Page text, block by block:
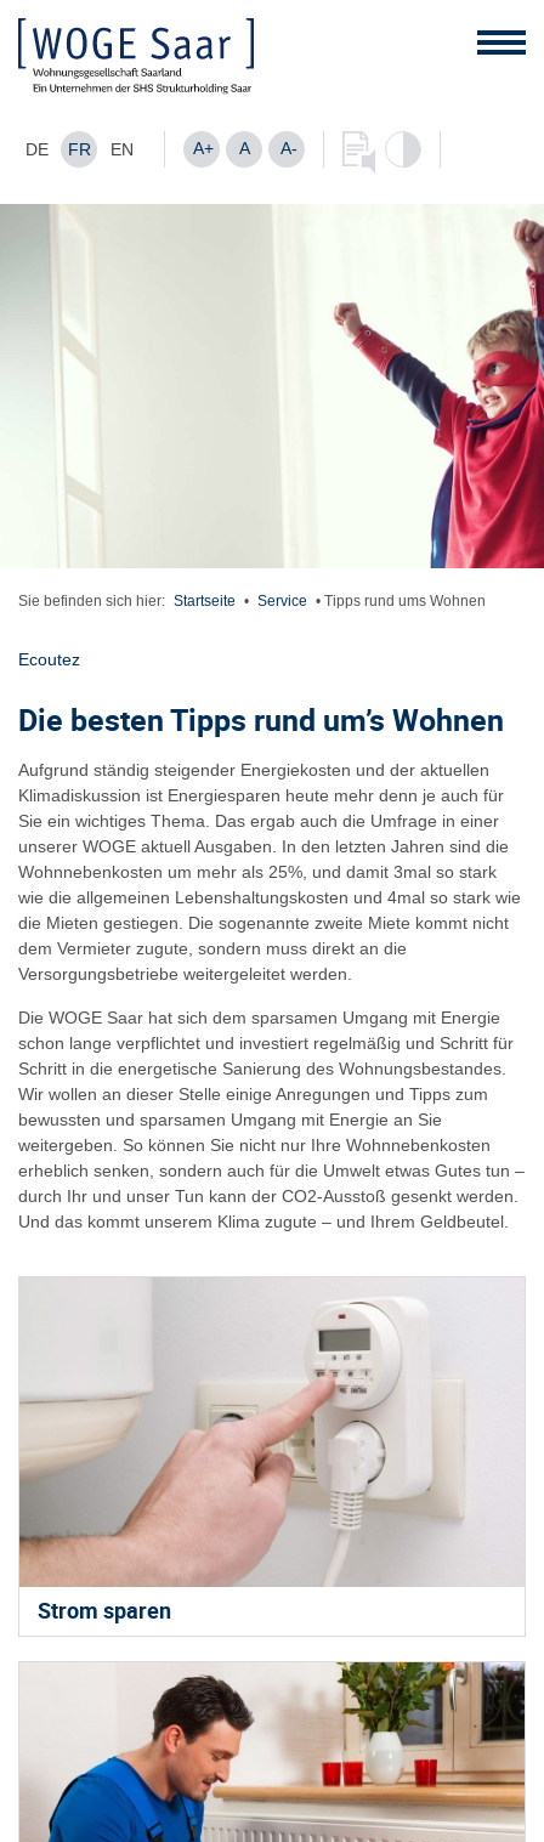
DE FR EN A+ A A-
Sie befinden sich hier: Startseite • Service • Tipps rund ums Wohnen
Ecoutez
Die besten Tipps rund um’s Wohnen
Aufgrund ständig steigender Energiekosten und der aktuellen
Klimadiskussion ist Energiesparen heute mehr denn je auch für
Sie ein wichtiges Thema. Das ergab auch die Umfrage in einer
unserer WOGE aktuell Ausgaben. In den letzten Jahren sind die
Wohnnebenkosten um mehr als 25%, und damit 3mal so stark
wie die allgemeinen Lebenshaltungskosten und 4mal so stark wie
die Mieten gestiegen. Die sogenannte zweite Miete kommt nicht
dem Vermieter zugute, sondern muss direkt an die
Versorgungsbetriebe weitergeleitet werden.
Die WOGE Saar hat sich dem sparsamen Umgang mit Energie
schon lange verpflichtet und investiert regelmäßig und Schritt für
Schritt in die energetische Sanierung des Wohnungsbestandes.
Wir wollen an dieser Stelle einige Anregungen und Tipps zum
bewussten und sparsamen Umgang mit Energie an Sie
weitergeben. So können Sie nicht nur Ihre Wohnnebenkosten
erheblich senken, sondern auch für die Umwelt etwas Gutes tun –
durch Ihr und unser Tun kann der CO2-Ausstoß gesenkt werden.
Und das kommt unserem Klima zugute – und Ihrem Geldbeutel.
Strom sparen